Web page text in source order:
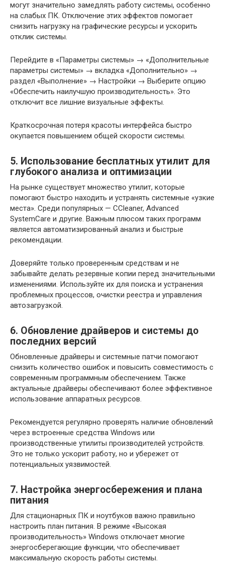
могут значительно замедлять работу системы, особенно
на слабых ПК. Отключение этих эффектов помогает
снизить нагрузку на графические ресурсы и ускорить
отклик системы.
Перейдите в «Параметры системы» → «Дополнительные
параметры системы» → вкладка «Дополнительно» →
раздел «Выполнение» → Настройки → Выберите опцию
«Обеспечить наилучшую производительность». Это
отключит все лишние визуальные эффекты.
Краткосрочная потеря красоты интерфейса быстро
окупается повышением общей скорости системы.
5. Использование бесплатных утилит для
глубокого анализа и оптимизации
На рынке существует множество утилит, которые
помогают быстро находить и устранять системные «узкие
места». Среди популярных — CCleaner, Advanced
SystemCare и другие. Важным плюсом таких программ
является автоматизированный анализ и быстрые
рекомендации.
Доверяйте только проверенным средствам и не
забывайте делать резервные копии перед значительными
изменениями. Используйте их для поиска и устранения
проблемных процессов, очистки реестра и управления
автозагрузкой.
6. Обновление драйверов и системы до
последних версий
Обновленные драйверы и системные патчи помогают
снизить количество ошибок и повысить совместимость с
современным программным обеспечением. Также
актуальные драйверы обеспечивают более эффективное
использование аппаратных ресурсов.
Рекомендуется регулярно проверять наличие обновлений
через встроенные средства Windows или
производственные утилиты производителей устройств.
Это не только ускорит работу, но и убережет от
потенциальных уязвимостей.
7. Настройка энергосбережения и плана
питания
Для стационарных ПК и ноутбуков важно правильно
настроить план питания. В режиме «Высокая
производительность» Windows отключает многие
энергосберегающие функции, что обеспечивает
максимальную скорость работы системы.